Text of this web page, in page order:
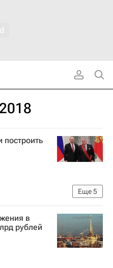
Еще5
институт
в
рублей